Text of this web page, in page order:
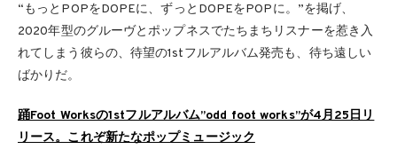
“もっとPOPをDOPEに、ずっとDOPEをPOPに。”を掲げ、
2020年型のグルーヴとポップネスでたちまちリスナーを惹き入
れてしまう彼らの、待望の1stフルアルバム発売も、待ち遠しい
ばかりだ。
踊Foot Worksの1stフルアルバム”odd foot works”が4月25日リ
リース。これぞ新たなポップミュージック